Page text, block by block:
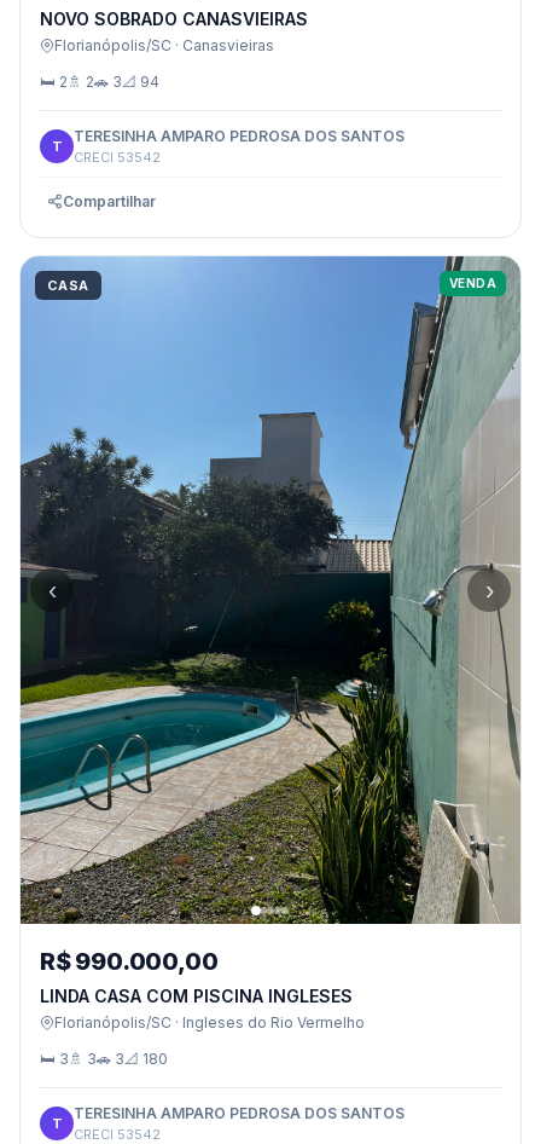
NOVO SOBRADO CANASVIEIRAS
Florianópolis/SC · Canasvieiras
🛏 2 🚿 2🚗 3📐 94
T
TERESINHA AMPARO PEDROSA DOS SANTOS
CRECI 53542
Compartilhar
CASA VENDA
‹ ›
R$ 990.000,00
LINDA CASA COM PISCINA INGLESES
Florianópolis/SC · Ingleses do Rio Vermelho
🛏 3 🚿 3🚗 3📐 180
T
TERESINHA AMPARO PEDROSA DOS SANTOS
CRECI 53542